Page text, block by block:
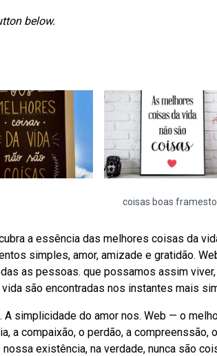
below.
coisas boas
a essência das melhores coisas da
simples, amor, amizade e gratidão.
as pessoas. que possamos assim
são encontradas nos instantes mais
simplicidade do amor nos. Web — o
a compaixão, o perdão, a compreenssão, o
existência, na verdade, nunca são